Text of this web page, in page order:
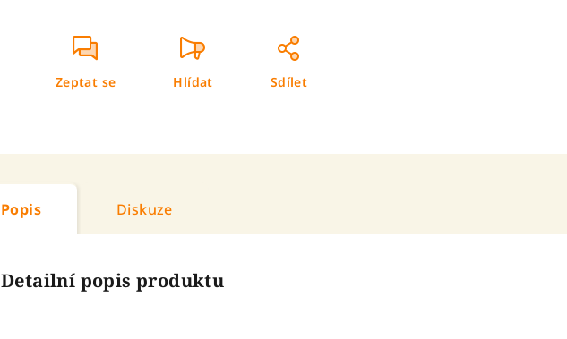
Zeptat se Hlídat Sdílet
Popis Diskuze
Detailní popis produktu